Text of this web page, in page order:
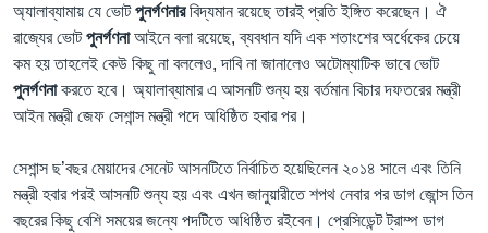
অ্যালাব্যামায় যে ভোটপুনর্গণনারবিদ্যমান রয়েছে তারই প্রতি ইঙ্গিত করেছেন। ঐ
রাজ্যের ভোটপুনর্গণনাআইনে বলা রয়েছে, ব্যবধান যদি এক শতাংশের অর্ধেকের চেয়ে
কম হয় তাহলেই কেউ কিছু না বললেও, দাবি না জানালেও অটোম্যাটিক ভাবে ভোট
পুনর্গণনাকরতে হবে। অ্যালাব্যামার এ আসনটি শুন্য হয় বর্তমান বিচার দফতরের মন্ত্রী
আইন মন্ত্রী জেফ সেশান্স মন্ত্রী পদে অধিষ্ঠিত হবার পর।
সেশান্স ছ’বছর মেয়াদের সেনেট আসনটিতে নির্বাচিত হয়েছিলেন ২০১৪ সালে এবং তিনি
মন্ত্রী হবার পরই আসনটি শুন্য হয় এবং এখন জানুয়ারীতে শপথ নেবার পর ডাগ জোন্স তিন
বছরের কিছু বেশি সময়ের জন্যে পদটিতে অধিষ্ঠিত রইবেন। প্রেসিডেন্ট ট্রাম্প ডাগ